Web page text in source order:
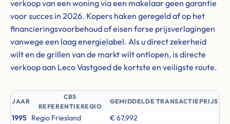
verkoop van een woning via een makelaar geen garantie
voor succes in 2026. Kopers haken geregeld af op het
financieringsvoorbehoud of eisen forse prijsverlagingen
vanwege een laag energielabel. Als u direct zekerheid
wilt en de grillen van de markt wilt ontlopen, is directe
verkoop aan Leco Vastgoed de kortste en veiligste route.
JAAR
CBS
REFERENTIEREGIO
GEMIDDELDE TRANSACTIEPRIJS
1995 Regio Friesland
€ 67,992